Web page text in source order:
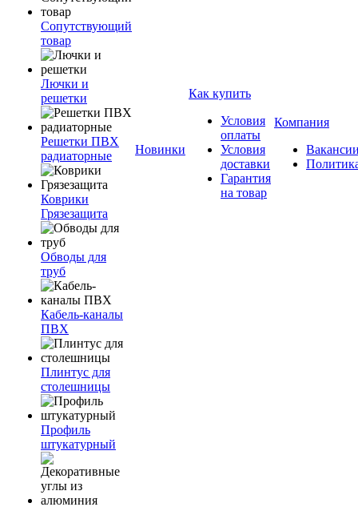
Сопутствующий
товар
Лючки и
решетки
Решетки ПВХ
радиаторные
Коврики
Грязезащита
Обводы для
труб
Кабель-каналы
ПВХ
Плинтус для
столешницы
Профиль
штукатурный
Новинки
Как купить
Условия
оплаты
Условия
доставки
Гарантия
на товар
Компания